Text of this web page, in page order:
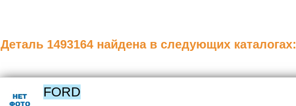
Деталь 1493164 найдена в следующих каталогах:
FORD